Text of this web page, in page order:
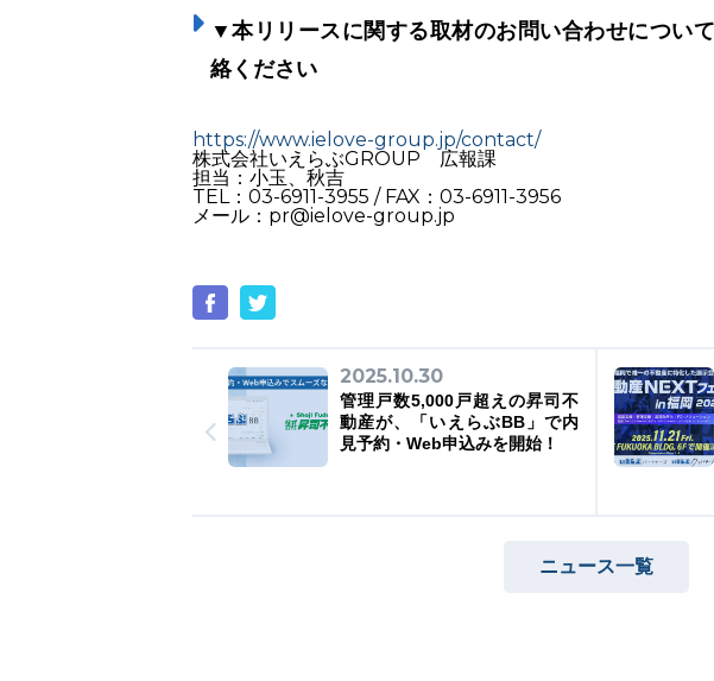
▼本リリースに関する取材のお問い合わせについ
絡ください
https://www.ielove-group.jp/contact/
株式会社いえらぶGROUP 広報課
担当：小玉、秋吉
TEL：03-6911-3955 / FAX：03-6911-3956
メール：pr@ielove-group.jp
2025.10.30
管理戸数5,000戸超えの昇司不
動産が、「いえらぶBB」で内
見予約・Web申込みを開始！
ニュース一覧